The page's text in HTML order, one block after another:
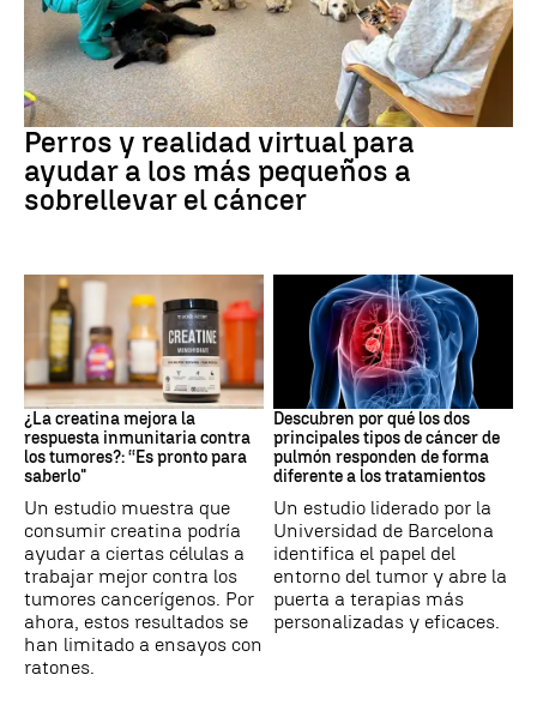
Galicia
Perros y realidad virtual para
ayudar a los más pequeños a
sobrellevar el cáncer
Suplementos deportivos
¿La creatina mejora la
respuesta inmunitaria contra
los tumores?: “Es pronto para
saberlo"
Un estudio muestra que
consumir creatina podría
ayudar a ciertas células a
trabajar mejor contra los
tumores cancerígenos. Por
ahora, estos resultados se
han limitado a ensayos con
ratones.
Cáncer de pulmón
Descubren por qué los dos
principales tipos de cáncer de
pulmón responden de forma
diferente a los tratamientos
Un estudio liderado por la
Universidad de Barcelona
identifica el papel del
entorno del tumor y abre la
puerta a terapias más
personalizadas y eficaces.